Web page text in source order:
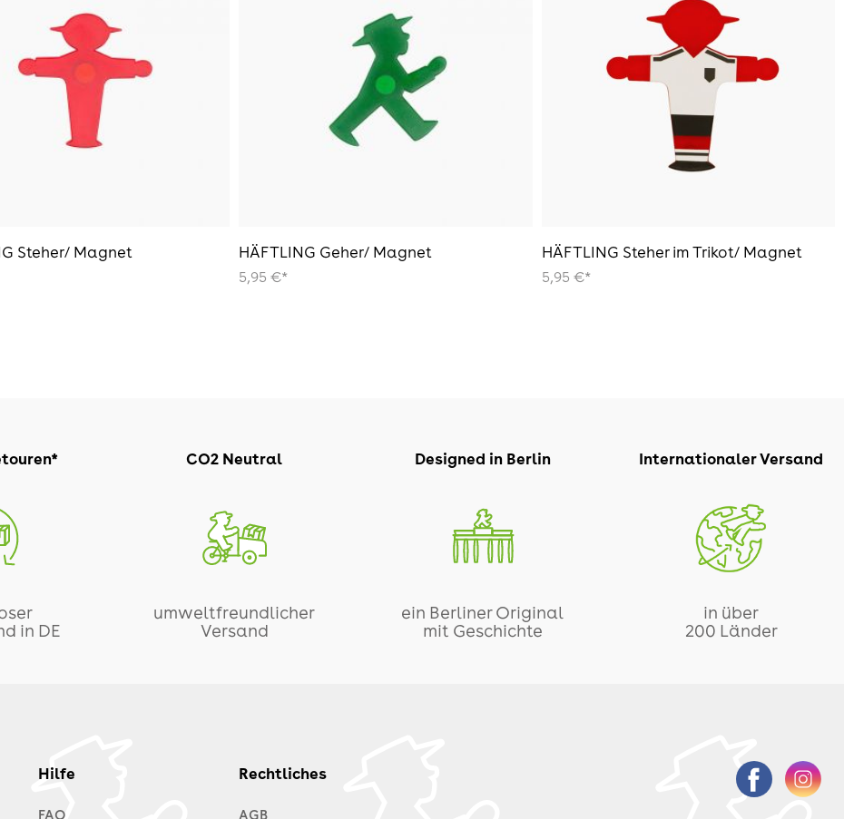
Steher/ Magnet HÄFTLING Geher/ Magnet
5,95 €*
HÄFTLING Steher im Trikot/ Magnet
5,95 €*
in DE
CO2 Neutral
umweltfreundlicher
Versand
Designed in Berlin
ein Berliner Original
mit Geschichte
Internationaler Versand
in über
200 Länder
Hilfe
FAQ
Rechtliches
AGB